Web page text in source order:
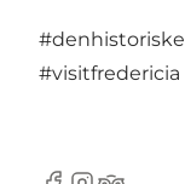
#visitfredericia